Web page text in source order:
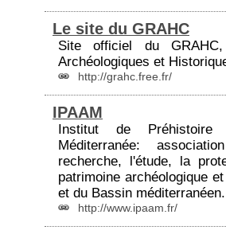
Le site du GRAHC
Site officiel du
Archéologiques et
http://grahc.free.fr/
IPAAM
Institut de Préhistoire
Méditerranée:
recherche, l'étude, la
patrimoine archéologique
et du Bassin méditerranéen.
http://www.ipaam.fr/